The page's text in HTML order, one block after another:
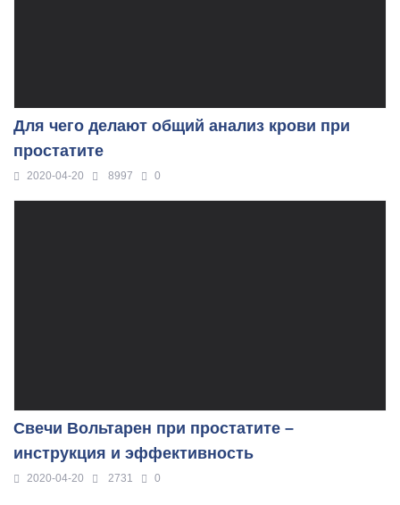
Для чего делают общий анализ крови при
простатите
2020-04-20 8997 0
Свечи Вольтарен при простатите –
инструкция и эффективность
2020-04-20 2731 0